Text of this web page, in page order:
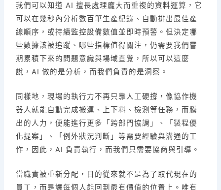
我們可以知道 AI 擅長處理龐大而重複的資料運算，它
可以在幾秒內分析數百筆生產紀錄、自動排出最佳產
線順序，或持續監控設備數值並即時預警。但決定哪
些數據該被追蹤、哪些指標值得關注，仍需要我們嘗
期累積下來的問題意識與場域直覺，所以可以這麼
說，AI 做的是分析，而我們負責的是洞察。
同樣地，現場的執行力不再只靠人工硬撐，像協作機
器人就能自動完成搬運、上下料、檢測等任務，而騰
出的人力，便能進行更多「跨部門協調」、「製程優
化提案」、「例外狀況判斷」等需要經驗與溝通的工
作，因此，AI 負責執行，而我們只需要協商與引導。
當職責被重新分配，目的從來就不是為了取代現在的
員工，而是讓每個人能回到最有價值的位置上。唯有